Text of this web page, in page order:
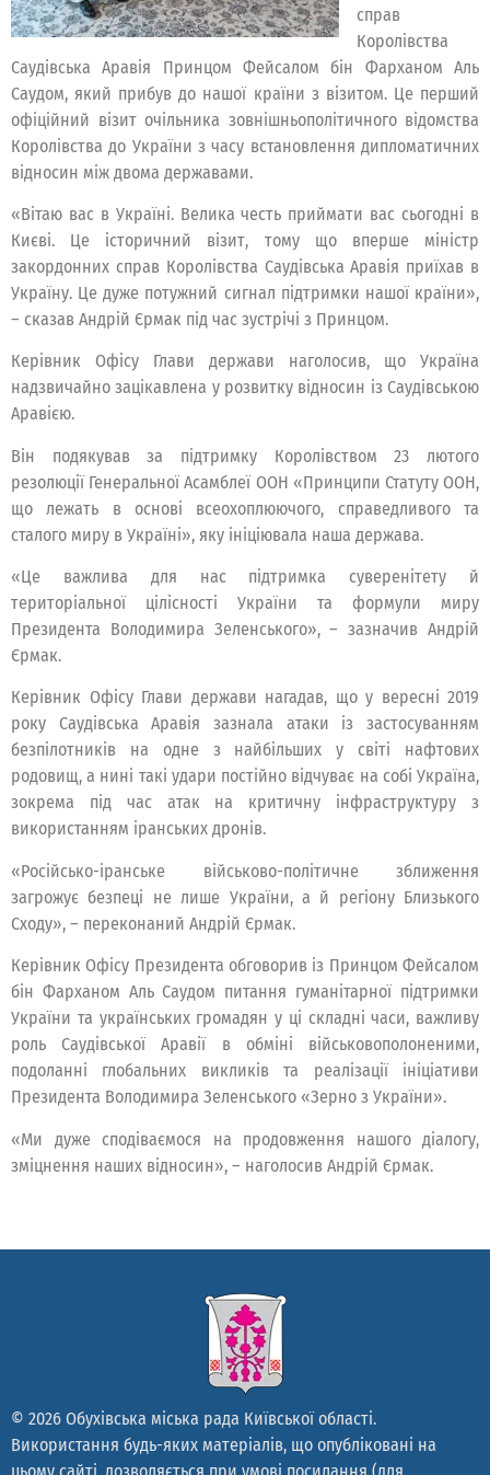
справ
Королівства
Саудівська Аравія Принцом Фейсалом бін Фарханом Аль
Саудом, який прибув до нашої країни з візитом. Це перший
офіційний візит очільника зовнішньополітичного відомства
Королівства до України з часу встановлення дипломатичних
відносин між двома державами.
«Вітаю вас в Україні. Велика честь приймати вас сьогодні в
Києві. Це історичний візит, тому що вперше міністр
закордонних справ Королівства Саудівська Аравія приїхав в
Україну. Це дуже потужний сигнал підтримки нашої країни»,
– сказав Андрій Єрмак під час зустрічі з Принцом.
Керівник Офісу Глави держави наголосив, що Україна
надзвичайно зацікавлена у розвитку відносин із Саудівською
Аравією.
Він подякував за підтримку Королівством 23 лютого
резолюції Генеральної Асамблеї ООН «Принципи Статуту ООН,
що лежать в основі всеохоплюючого, справедливого та
сталого миру в Україні», яку ініціювала наша держава.
«Це важлива для нас підтримка суверенітету й
територіальної цілісності України та формули миру
Президента Володимира Зеленського», – зазначив Андрій
Єрмак.
Керівник Офісу Глави держави нагадав, що у вересні 2019
року Саудівська Аравія зазнала атаки із застосуванням
безпілотників на одне з найбільших у світі нафтових
родовищ, а нині такі удари постійно відчуває на собі Україна,
зокрема під час атак на критичну інфраструктуру з
використанням іранських дронів.
«Російсько-іранське військово-політичне зближення
загрожує безпеці не лише України, а й регіону Близького
Сходу», – переконаний Андрій Єрмак.
Керівник Офісу Президента обговорив із Принцом Фейсалом
бін Фарханом Аль Саудом питання гуманітарної підтримки
України та українських громадян у ці складні часи, важливу
роль Саудівської Аравії в обміні військовополоненими,
подоланні глобальних викликів та реалізації ініціативи
Президента Володимира Зеленського «Зерно з України».
«Ми дуже сподіваємося на продовження нашого діалогу,
зміцнення наших відносин», – наголосив Андрій Єрмак.
© 2026 Обухівська міська рада Київської області.
Використання будь-яких матеріалів, що опубліковані на